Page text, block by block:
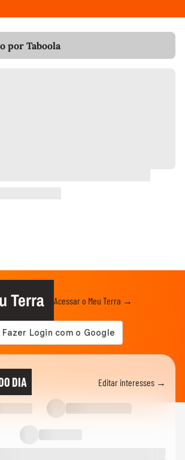
por Taboola
Terra Acessar o Meu Terra →
DIA Editar interesses →